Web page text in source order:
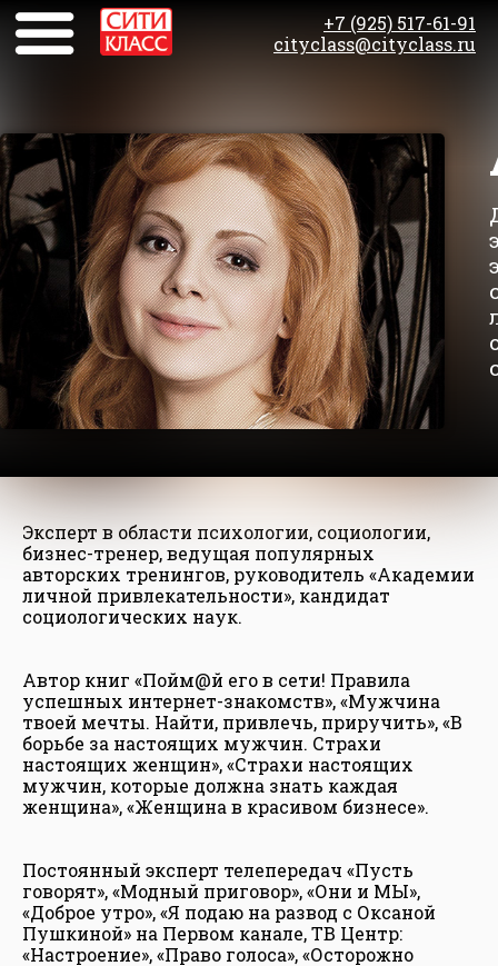
+7 (925) 517-61-91
cityclass@cityclass.ru
Эксперт в области психологии, социологии,
бизнес-тренер, ведущая популярных
авторских тренингов, руководитель «Академии
личной привлекательности», кандидат
социологических наук.
Автор книг «Пойм@й его в сети! Правила
успешных интернет-знакомств», «Мужчина
твоей мечты. Найти, привлечь, приручить», «В
борьбе за настоящих мужчин. Страхи
настоящих женщин», «Страхи настоящих
мужчин, которые должна знать каждая
женщина», «Женщина в красивом бизнесе».
Постоянный эксперт телепередач «Пусть
говорят», «Модный приговор», «Они и МЫ»,
«Доброе утро», «Я подаю на развод с Оксаной
Пушкиной» на Первом канале, ТВ Центр:
«Настроение», «Право голоса», «Осторожно